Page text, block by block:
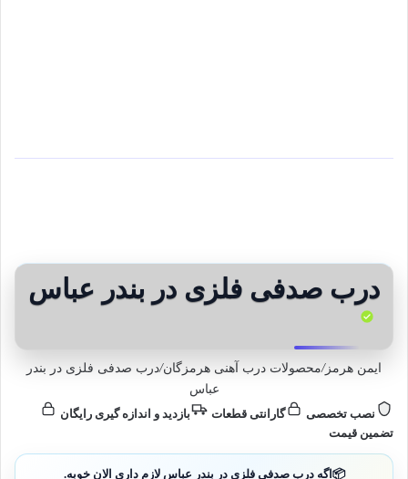
درب صدفی فلزی در بندر عباس
ایمن هرمز/محصولات درب آهنی هرمزگان/درب صدفی فلزی در بندر
عباس
نصب تخصصی
گارانتی قطعات
بازدید و اندازه گیری رایگان
تضمین قیمت
📦 اگه درب صدفی فلزی در بندر عباس لازم داری الان خوبه.